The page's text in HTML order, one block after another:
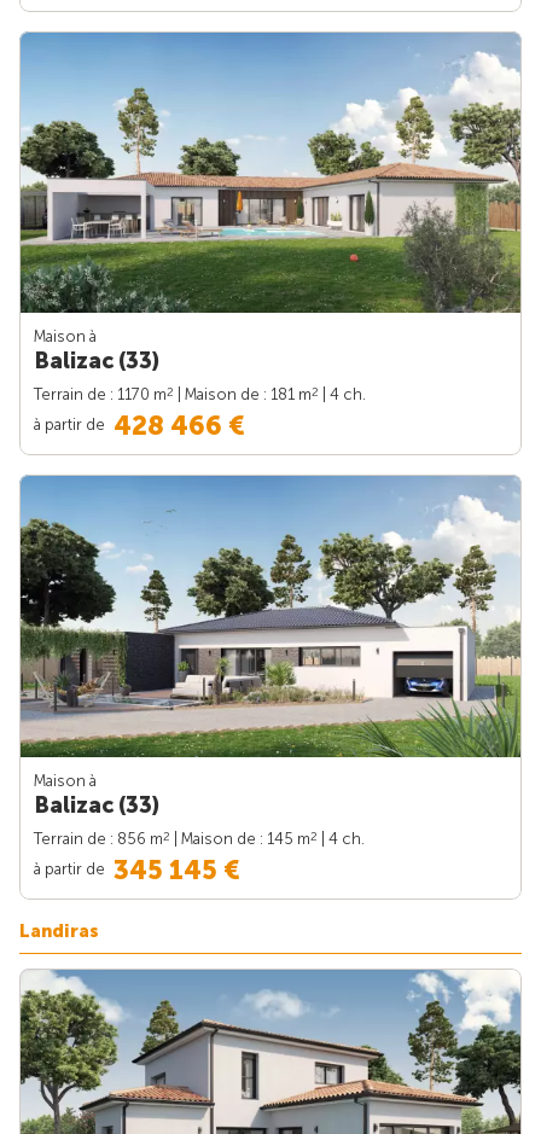
Maison à
Balizac (33)
Terrain de : 1170 m2 | Maison de : 181 m2
| 4 ch.
à partir de 428 466 €
Maison à
Balizac (33)
Terrain de : 856 m2 | Maison de : 145 m2
| 4 ch.
à partir de 345 145 €
Landiras